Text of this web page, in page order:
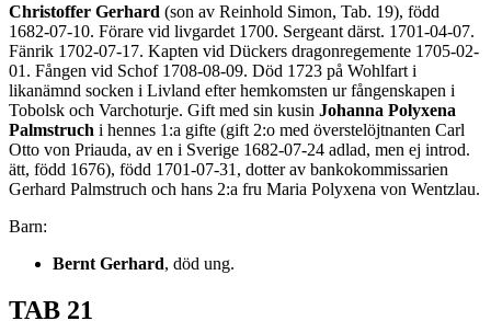
Christoffer Gerhard (son av Reinhold Simon, Tab. 19), född
1682-07-10. Förare vid livgardet 1700. Sergeant därst. 1701-04-07.
Fänrik 1702-07-17. Kapten vid Dückers dragonregemente 1705-02-
01. Fången vid Schof 1708-08-09. Död 1723 på Wohlfart i
likanämnd socken i Livland efter hemkomsten ur fångenskapen i
Tobolsk och Varchoturje. Gift med sin kusin Johanna Polyxena
Palmstruch i hennes 1:a gifte (gift 2:o med överstelöjtnanten Carl
Otto von Priauda, av en i Sverige 1682-07-24 adlad, men ej introd.
ätt, född 1676), född 1701-07-31, dotter av bankokommissarien
Gerhard Palmstruch och hans 2:a fru Maria Polyxena von Wentzlau.
Barn:
Bernt Gerhard, död ung.
TAB 21